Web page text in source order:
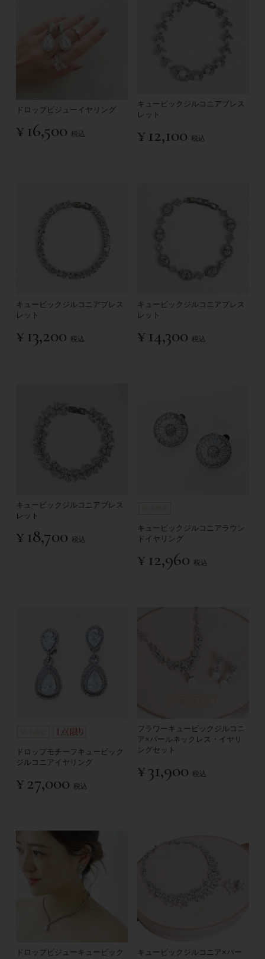
ドロップビジューイヤリング
¥ 16,500 税込
キュービックジルコニアブレス
レット
¥ 12,100 税込
キュービックジルコニアブレス
レット
¥ 13,200 税込
キュービックジルコニアブレス
レット
¥ 14,300 税込
キュービックジルコニアブレス
レット
¥ 18,700 税込
キュービックジルコニアラウン
ドイヤリング
¥ 12,960 税込
ドロップモチーフキュービック
ジルコニアイヤリング
¥27,000 税込
フラワーキュービックジルコニ
ア×パールネックレス・イヤリ
ングセット
¥31,900 税込
ドロップビジューキュービック
キュービックジルコニア×パー